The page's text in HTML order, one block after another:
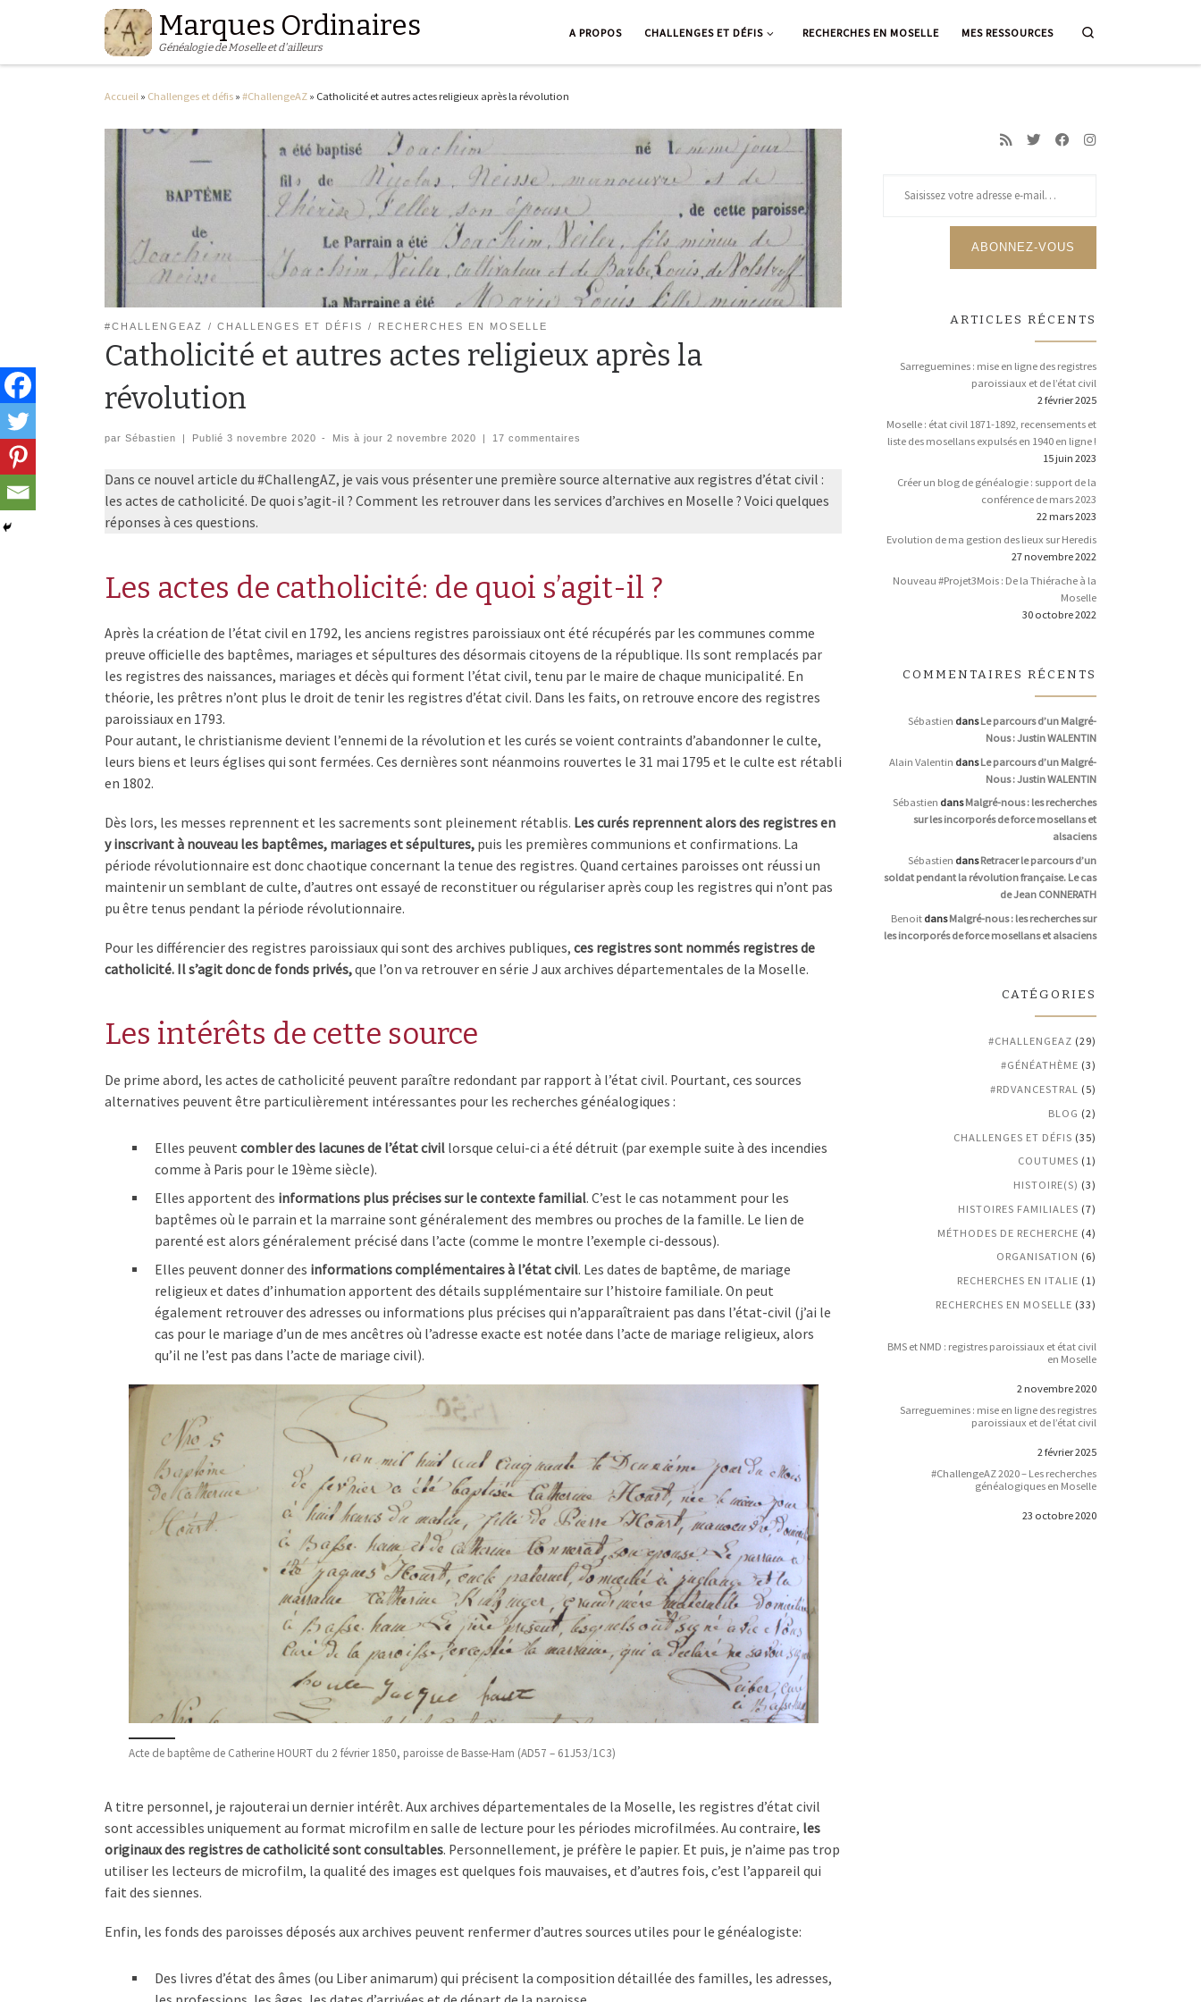
Passer au contenu Marques Ordinaires
Généalogie de Moselle et d'ailleurs
A PROPOS CHALLENGES ET DÉFIS RECHERCHES EN MOSELLE MES RESSOURCES
Accueil » Challenges et défis » #ChallengeAZ » Catholicité et autres actes religieux après la révolution
#CHALLENGEAZ CHALLENGES ET DÉFIS RECHERCHES EN MOSELLE
Catholicité et autres actes religieux après la
révolution
par Sébastien | Publié 3 novembre 2020 - Mis à jour2 novembre 2020 | 17 commentaires
Dans ce nouvel article du #ChallengAZ, je vais vous présenter une première source alternative aux registres d’état civil :
les actes de catholicité. De quoi s’agit-il ? Comment les retrouver dans les services d’archives en Moselle ? Voici quelques
réponses à ces questions.
Les actes de catholicité: de quoi s’agit-il ?
Après la création de l’état civil en 1792, les anciens registres paroissiaux ont été récupérés par les communes comme
preuve officielle des baptêmes, mariages et sépultures des désormais citoyens de la république. Ils sont remplacés par
les registres des naissances, mariages et décès qui forment l’état civil, tenu par le maire de chaque municipalité. En
théorie, les prêtres n’ont plus le droit de tenir les registres d’état civil. Dans les faits, on retrouve encore des registres
paroissiaux en 1793.
Pour autant, le christianisme devient l’ennemi de la révolution et les curés se voient contraints d’abandonner le culte,
leurs biens et leurs églises qui sont fermées. Ces dernières sont néanmoins rouvertes le 31 mai 1795 et le culte est rétabli
en 1802.
Dès lors, les messes reprennent et les sacrements sont pleinement rétablis. Les curés reprennent alors des registres en
y inscrivant à nouveau les baptêmes, mariages et sépultures, puis les premières communions et confirmations. La
période révolutionnaire est donc chaotique concernant la tenue des registres. Quand certaines paroisses ont réussi un
maintenir un semblant de culte, d’autres ont essayé de reconstituer ou régulariser après coup les registres qui n’ont pas
pu être tenus pendant la période révolutionnaire.
Pour les différencier des registres paroissiaux qui sont des archives publiques, ces registres sont nommés registres de
catholicité. Il s’agit donc de fonds privés,que l’on va retrouver en série J aux archives départementales de la Moselle.
Les intérêts de cette source
De prime abord, les actes de catholicité peuvent paraître redondant par rapport à l’état civil. Pourtant, ces sources
alternatives peuvent être particulièrement intéressantes pour les recherches généalogiques :
Elles peuvent combler des lacunes de l’état civil lorsque celui-ci a été détruit (par exemple suite à des incendies
comme à Paris pour le 19ème siècle).
Elles apportent des informations plus précises sur le contexte familial. C’est le cas notamment pour les
baptêmes où le parrain et la marraine sont généralement des membres ou proches de la famille. Le lien de
parenté est alors généralement précisé dans l’acte (comme le montre l’exemple ci-dessous).
Elles peuvent donner des informations complémentaires à l’état civil. Les dates de baptême, de mariage
religieux et dates d’inhumation apportent des détails supplémentaire sur l’histoire familiale. On peut
également retrouver des adresses ou informations plus précises qui n’apparaîtraient pas dans l’état-civil (j’ai le
cas pour le mariage d’un de mes ancêtres où l’adresse exacte est notée dans l’acte de mariage religieux, alors
qu’il ne l’est pas dans l’acte de mariage civil).
Acte de baptême de Catherine HOURT du 2 février 1850, paroisse de Basse-Ham (AD57 – 61J53/1C3)
A titre personnel, je rajouterai un dernier intérêt. Aux archives départementales de la Moselle, les registres d’état civil
sont accessibles uniquement au format microfilm en salle de lecture pour les périodes microfilmées. Au contraire, les
originaux des registres de catholicité sont consultables. Personnellement, je préfère le papier. Et puis, je n’aime pas trop
utiliser les lecteurs de microfilm, la qualité des images est quelques fois mauvaises, et d’autres fois, c’est l’appareil qui
fait des siennes.
Enfin, les fonds des paroisses déposés aux archives peuvent renfermer d’autres sources utiles pour le généalogiste:
Des livres d’état des âmes (ou Liber animarum) qui précisent la composition détaillée des familles, les adresses,
ABONNEZ-VOUS
ARTICLES RÉCENTS
Sarreguemines : mise en ligne des registres
paroissiaux et de l’état civil
2 février 2025
Moselle : état civil 1871-1892, recensements et
liste des mosellans expulsés en 1940 en ligne !
15 juin 2023
Créer un blog de généalogie : support de la
conférence de mars 2023
22 mars 2023
Evolution de ma gestion des lieux sur Heredis
27 novembre 2022
Nouveau #Projet3Mois : De la Thiérache à la
Moselle
30 octobre 2022
COMMENTAIRES RÉCENTS
Sébastien dansLe parcours d’un Malgré-
Nous : Justin WALENTIN
Alain Valentin dansLe parcours d’un Malgré-
Nous : Justin WALENTIN
Sébastien dansMalgré-nous : les recherches
sur les incorporés de force mosellans et
alsaciens
Sébastien dansRetracer le parcours d’un
soldat pendant la révolution française. Le cas
de Jean CONNERATH
Benoit dansMalgré-nous : les recherches sur
les incorporés de force mosellans et alsaciens
CATÉGORIES
#CHALLENGEAZ (29)
#GÉNÉATHÈME (3)
#RDVANCESTRAL (5)
BLOG (2)
CHALLENGES ET DÉFIS (35)
COUTUMES (1)
HISTOIRE(S) (3)
HISTOIRES FAMILIALES (7)
MÉTHODES DE RECHERCHE (4)
ORGANISATION (6)
RECHERCHES EN ITALIE (1)
RECHERCHES EN MOSELLE (33)
BMS et NMD : registres paroissiaux et état civil
en Moselle
2 novembre 2020
Sarreguemines : mise en ligne des registres
paroissiaux et de l’état civil
2 février 2025
#ChallengeAZ 2020 – Les recherches
généalogiques en Moselle
23 octobre 2020